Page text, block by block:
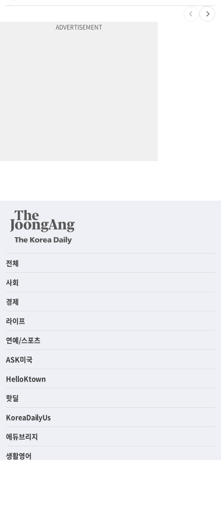
전체
사회
경제
라이프
연예/스포츠
ASK미국
HelloKtown
핫딜
KoreaDailyUs
에듀브리지
생활영어